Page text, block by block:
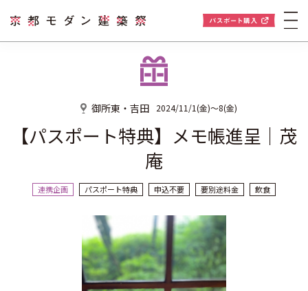
御所東・吉田 2024/11/1(金)〜8(金)
【パスポート特典】メモ帳進呈｜茂
庵
連携企画 パスポート特典 申込不要 要別途料金 飲食